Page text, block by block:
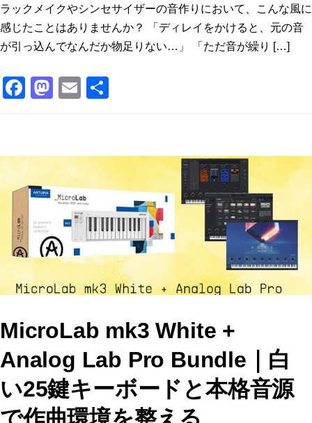
ラックメイクやシンセサイザーの音作りにおいて、こんな風に
感じたことはありませんか？ 「ディレイをかけると、元の音
が引っ込んでなんだか物足りない…」 「ただ音が繰り […]
F
e
b
o
o
k
M
o
d
o
n
E
l
MicroLab mk3 White +
Analog Lab Pro Bundle｜白
い25鍵キーボードと本格音源